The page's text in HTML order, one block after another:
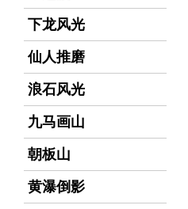
下龙风光
仙人推磨
浪石风光
九马画山
朝板山
黄瀑倒影